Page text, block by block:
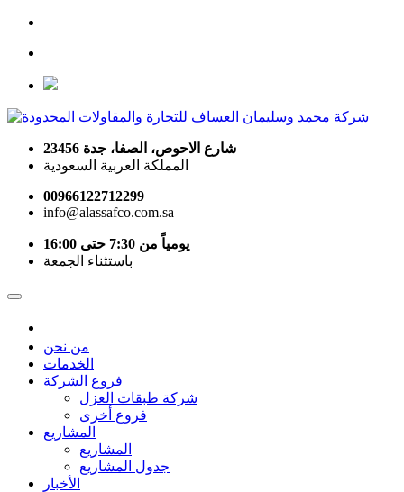
شارع الاحوص، الصفا، جدة 23456
المملكة العربية السعودية
00966122712299
info@alassafco.com.sa
يومياً من 7:30 حتى 16:00
باستثناء الجمعة
من نحن
الخدمات
فروع الشركة
شركة طبقات العزل
فروع أخرى
المشاريع
المشاريع
جدول المشاريع
الأخبار